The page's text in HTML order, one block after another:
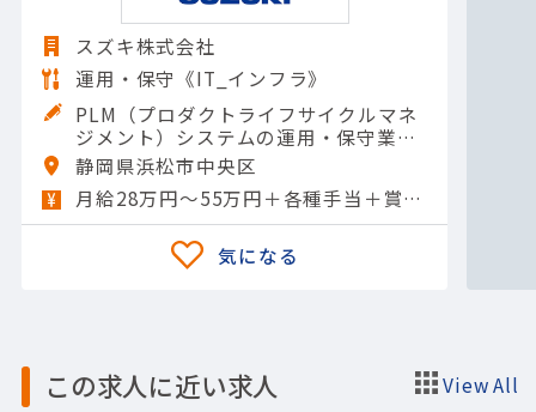
スズキ株式会社
運用・保守《IT_インフラ》
PLM（プロダクトライフサイクルマネ
ジメント）システムの運用・保守業務
です。＜具体的には＞・PLMシステム
に収集されたデータの収集および分析
業務・システムの定期的なデータ更新
および入力作業・成果物登…
静岡県浜松市中央区
月給28万円～55万円＋各種手当＋賞与年2回
この求人に近い求人 View All